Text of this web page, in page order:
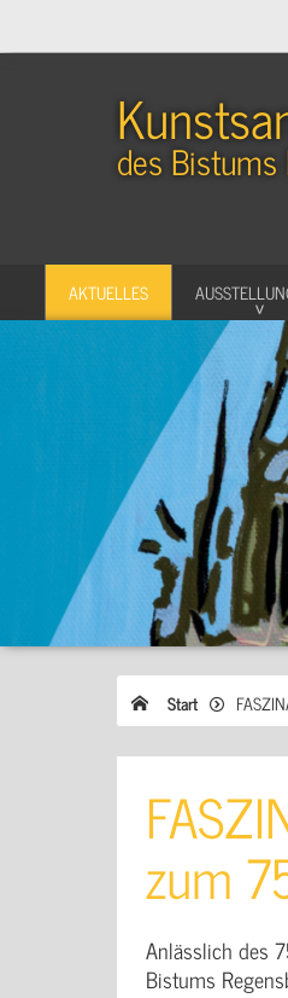
des
AKTUELLES
Start
zum
Anlässlich des
Bistums